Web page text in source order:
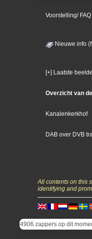
Voorstelling/ FAQ
Nieuwe info
[+] Laatste
Overzicht van
Kanalenkerkhof
DAB over DVB
All contents on this
identifying and
4906 zappers op dit